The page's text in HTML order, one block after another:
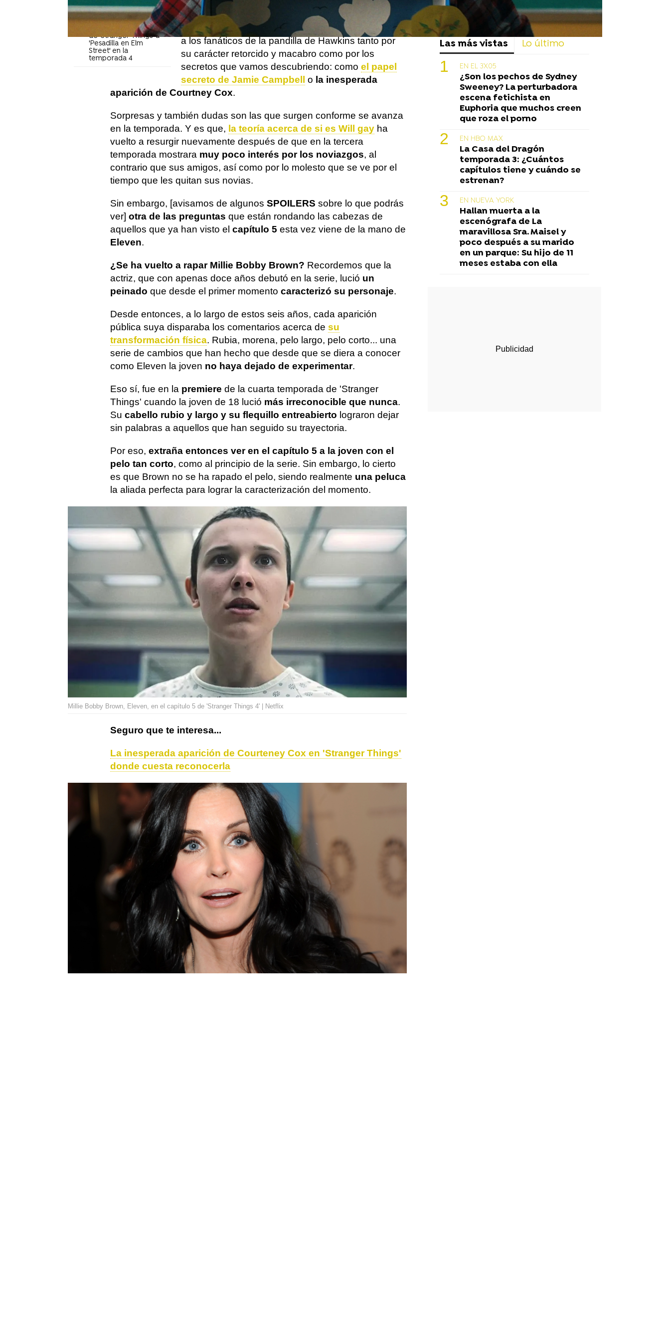
rodar la última
temporada
Todas las referencias
de 'Stranger Things' a
'Pesadilla en Elm
Street' en la
temporada 4
saldrán a la luz el próximo 1 de julio.
Siete episodios que no están dejando de sorprender
a los fanáticos de la pandilla de Hawkins tanto por
su carácter retorcido y macabro como por los
secretos que vamos descubriendo: como el papel
secreto de Jamie Campbell
o la inesperada
aparición de Courtney Cox.
Sorpresas y también dudas son las que surgen conforme se avanza
en la temporada. Y es que, la teoría acerca de si es Will gay ha
vuelto a resurgir nuevamente después de que en la tercera
temporada mostrara muy poco interés por los noviazgos, al
contrario que sus amigos, así como por lo molesto que se ve por el
tiempo que les quitan sus novias.
Sin embargo, [avisamos de algunos SPOILERS sobre lo que podrás
ver] otra de las preguntas que están rondando las cabezas de
aquellos que ya han visto el capítulo 5 esta vez viene de la mano de
Eleven.
¿Se ha vuelto a rapar Millie Bobby Brown? Recordemos que la
actriz, que con apenas doce años debutó en la serie, lució un
peinado que desde el primer momento caracterizó su personaje.
Desde entonces, a lo largo de estos seis años, cada aparición
pública suya disparaba los comentarios acerca de su
transformación física. Rubia, morena, pelo largo, pelo corto... una
serie de cambios que han hecho que desde que se diera a conocer
como Eleven la joven no haya dejado de experimentar.
Eso sí, fue en la premiere de la cuarta temporada de 'Stranger
Things' cuando la joven de 18 lució más irreconocible que nunca.
Su cabello rubio y largo y su flequillo entreabierto lograron dejar
sin palabras a aquellos que han seguido su trayectoria.
Por eso, extraña entonces ver en el capítulo 5 a la joven con el
pelo tan corto, como al principio de la serie. Sin embargo, lo cierto
es que Brown no se ha rapado el pelo, siendo realmente una peluca
la aliada perfecta para lograr la caracterización del momento.
Millie Bobby Brown, Eleven, en el capítulo 5 de 'Stranger Things 4' | Netflix
Seguro que te interesa...
La inesperada aparición de Courteney Cox en 'Stranger Things'
donde cuesta reconocerla
Stranger Things Millie Bobby Brown
Las más vistas Lo último
EN EL 3X05
¿Son los pechos de Sydney
Sweeney? La perturbadora
escena fetichista en
Euphoria que muchos creen
que roza el porno
EN HBO MAX
La Casa del Dragón
temporada 3: ¿Cuántos
capítulos tiene y cuándo se
estrenan?
EN NUEVA YORK
Hallan muerta a la
escenógrafa de La
maravillosa Sra. Maisel y
poco después a su marido
en un parque: Su hijo de 11
meses estaba con ella